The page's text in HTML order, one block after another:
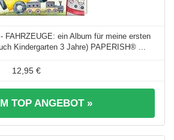
FAHRZEUGE: ein Album für meine ersten
Kindergarten 3 Jahre) PAPERISH® ...
12,95 €
TOP ANGEBOT »